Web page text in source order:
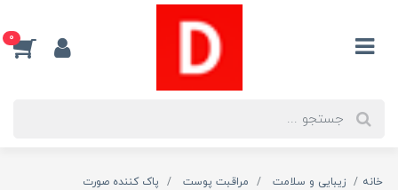
0
خانه زیبایی و سلامت مراقبت پوست
پاک کننده صورت